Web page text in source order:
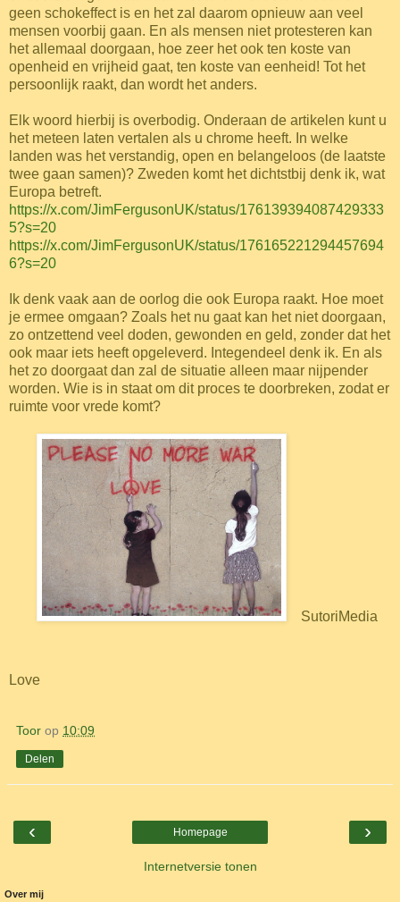
geen schokeffect is en het zal daarom opnieuw aan veel
mensen voorbij gaan. En als mensen niet protesteren kan
het allemaal doorgaan, hoe zeer het ook ten koste van
openheid en vrijheid gaat, ten koste van eenheid! Tot het
persoonlijk raakt, dan wordt het anders.
Elk woord hierbij is overbodig. Onderaan de artikelen kunt u
het meteen laten vertalen als u chrome heeft. In welke
landen was het verstandig, open en belangeloos (de laatste
twee gaan samen)? Zweden komt het dichtstbij denk ik, wat
Europa betreft.
https://x.com/JimFergusonUK/status/176139394087429333
5?s=20
https://x.com/JimFergusonUK/status/176165221294457694
6?s=20
Ik denk vaak aan de oorlog die ook Europa raakt. Hoe moet
je ermee omgaan? Zoals het nu gaat kan het niet doorgaan,
zo ontzettend veel doden, gewonden en geld, zonder dat het
ook maar iets heeft opgeleverd. Integendeel denk ik. En als
het zo doorgaat dan zal de situatie alleen maar nijpender
worden. Wie is in staat om dit proces te doorbreken, zodat er
ruimte voor vrede komt?
SutoriMedia
Love
Toor op 10:09
Delen
‹ ›
Homepage
Internetversie tonen
Over mij